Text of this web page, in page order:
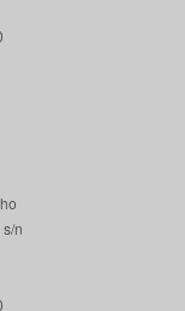
n